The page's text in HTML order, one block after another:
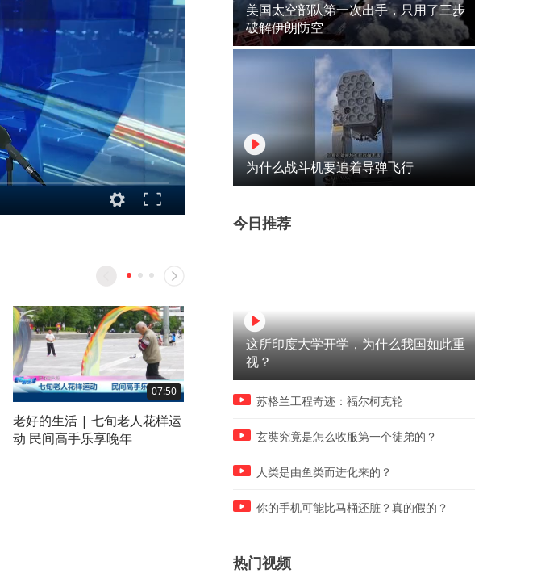
07:50
老好的生活 | 七旬老人花样运
动 民间高手乐享晚年
开窗，餐饮店、社区回应 #纠
产生异味 影响居住居民举家
美国太空部队第一次出手，只用了三步
破解伊朗防空
为什么战斗机要追着导弹飞行
今日推荐
这所印度大学开学，为什么我国如此重
视？
苏格兰工程奇迹：福尔柯克轮
玄奘究竟是怎么收服第一个徒弟的？
人类是由鱼类而进化来的？
你的手机可能比马桶还脏？真的假的？
热门视频